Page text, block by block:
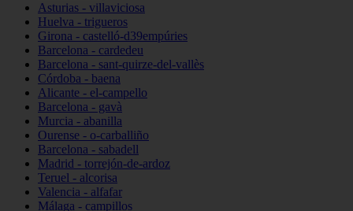
Asturias - villaviciosa
Huelva - trigueros
Girona - castelló-d39empúries
Barcelona - cardedeu
Barcelona - sant-quirze-del-vallès
Córdoba - baena
Alicante - el-campello
Barcelona - gavà
Murcia - abanilla
Ourense - o-carballiño
Barcelona - sabadell
Madrid - torrejón-de-ardoz
Teruel - alcorisa
Valencia - alfafar
Málaga - campillos